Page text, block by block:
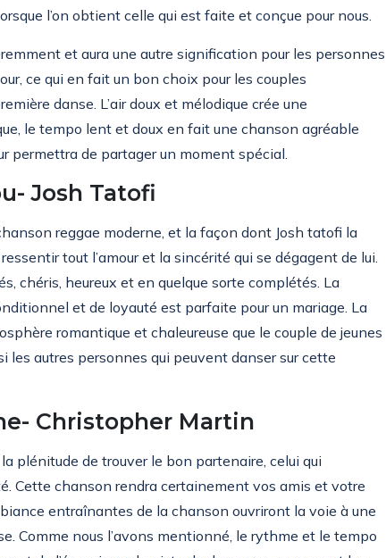
l’on obtient celle qui est faite et conçue pour nous.
et aura une autre signification pour les personnes
ce qui en fait un bon choix pour les couples
danse. L’air doux et mélodique crée une
le tempo lent et doux en fait une chanson agréable
permettra de partager un moment spécial.
Josh Tatofi
reggae moderne, et la façon dont Josh tatofi la
tout l’amour et la sincérité qui se dégagent de lui.
chéris, heureux et en quelque sorte complétés. La
et de loyauté est parfaite pour un mariage. La
romantique et chaleureuse que le couple de jeunes
les autres personnes qui peuvent danser sur cette
Christopher Martin
plénitude de trouver le bon partenaire, celui qui
Cette chanson rendra certainement vos amis et votre
entraînantes de la chanson ouvriront la voie à une
Comme nous l’avons mentionné, le rythme et le tempo